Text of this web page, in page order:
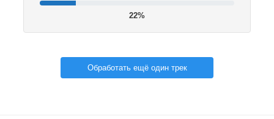
22%
Обработать ещё один трек